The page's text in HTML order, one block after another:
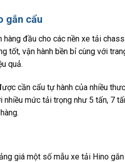
gắn cẩu
hàng đầu cho các nền xe tải
tốt, vận hành bền bỉ cùng với
quả.
cần cẩu tự hành của nhiều
nhiều mức tải trọng như 5 tấn, 7
giá một số mẫu xe tải Hino